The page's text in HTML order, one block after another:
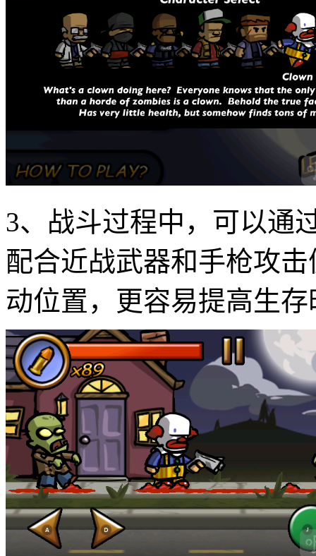
3、战斗过程中，可以通
配合近战武器和手枪攻
动位置，更容易提高生存